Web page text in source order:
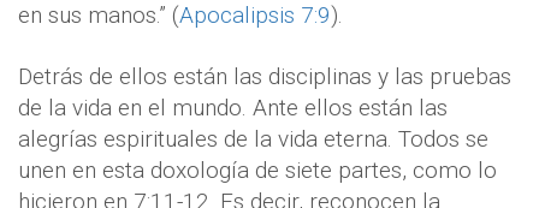
en sus manos.” (Apocalipsis 7:9).
Detrás de ellos están las disciplinas y las pruebas
de la vida en el mundo. Ante ellos están las
alegrías espirituales de la vida eterna. Todos se
unen en esta doxología de siete partes, como lo
hicieron en 7:11-12. Es decir, reconocen la